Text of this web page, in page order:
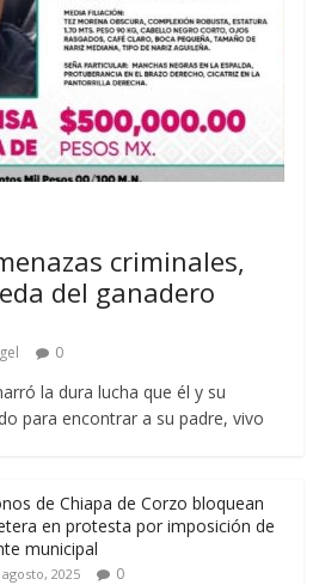
criminales,
del ganadero
0
la dura lucha que él y su
para encontrar a su padre, vivo
de Chiapa de Corzo bloquean
en protesta por imposición de
municipal
agosto, 2025 0